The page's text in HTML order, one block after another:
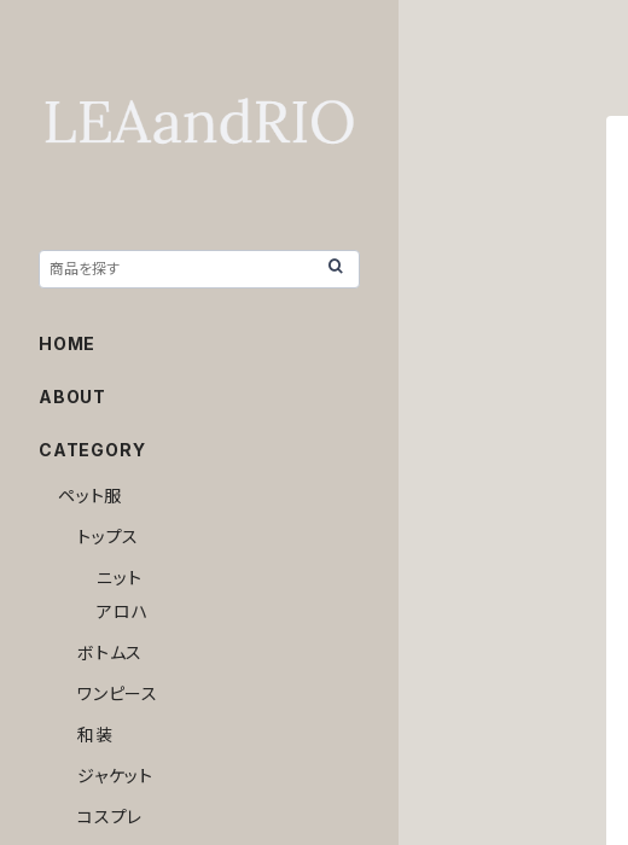
HOME
ABOUT
CATEGORY
ペット服
トップス
ニット
アロハ
ボトムス
ワンピース
和装
ジャケット
コスプレ